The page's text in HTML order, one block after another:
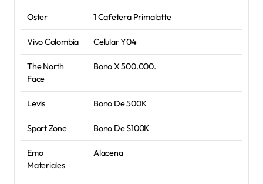
Oster 1 Cafetera Primalatte
Vivo Colombia Celular Y04
The North
Face
Bono X 500.000.
Levis Bono De 500K
Sport Zone Bono De $100K
Emo
Materiales
Alacena